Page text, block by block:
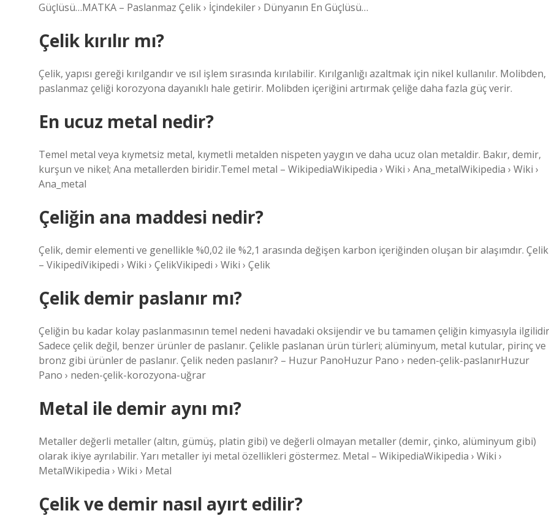
Güçlüsü…MATKA – Paslanmaz Çelik › İçindekiler › Dünyanın En Güçlüsü…
Çelik kırılır mı?
Çelik, yapısı gereği kırılgandır ve ısıl işlem sırasında kırılabilir. Kırılganlığı azaltmak için nikel kullanılır. Molibden,
paslanmaz çeliği korozyona dayanıklı hale getirir. Molibden içeriğini artırmak çeliğe daha fazla güç verir.
En ucuz metal nedir?
Temel metal veya kıymetsiz metal, kıymetli metalden nispeten yaygın ve daha ucuz olan metaldir. Bakır, demir,
kurşun ve nikel; Ana metallerden biridir.Temel metal – WikipediaWikipedia › Wiki › Ana_metalWikipedia › Wiki ›
Ana_metal
Çeliğin ana maddesi nedir?
Çelik, demir elementi ve genellikle %0,02 ile %2,1 arasında değişen karbon içeriğinden oluşan bir alaşımdır. Çelik
– VikipediVikipedi › Wiki › ÇelikVikipedi › Wiki › Çelik
Çelik demir paslanır mı?
Çeliğin bu kadar kolay paslanmasının temel nedeni havadaki oksijendir ve bu tamamen çeliğin kimyasıyla
Sadece çelik değil, benzer ürünler de paslanır. Çelikle paslanan ürün türleri; alüminyum, metal kutular, pirinç ve
bronz gibi ürünler de paslanır. Çelik neden paslanır? – Huzur PanoHuzur Pano › neden-çelik-paslanırHuzur
Pano › neden-çelik-korozyona-uğrar
Metal ile demir aynı mı?
Metaller değerli metaller (altın, gümüş, platin gibi) ve değerli olmayan metaller (demir, çinko, alüminyum gibi)
olarak ikiye ayrılabilir. Yarı metaller iyi metal özellikleri göstermez. Metal – WikipediaWikipedia › Wiki ›
MetalWikipedia › Wiki › Metal
Çelik ve demir nasıl ayırt edilir?